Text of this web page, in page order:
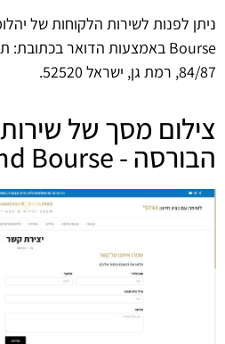
84/87, רמת גן, ישראל 52520.
צילום מסך של
הבורסה - Diamond Bourse